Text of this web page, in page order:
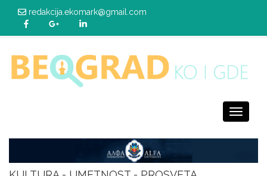
redakcija.ekomark@gmail.com
Toggle